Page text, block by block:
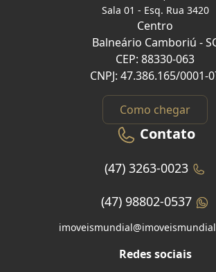
Sala 01 - Esq. Rua 3420
Centro
Balneário Camboriú -
CEP: 88330-063
CNPJ: 47.386.165/0001-
Como chegar
Contato
(47) 3263-0023
(47) 98802-0537
Redes sociais